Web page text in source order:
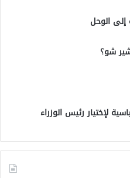
الوحل
شو؟
لإختيار رئيس الوزراء